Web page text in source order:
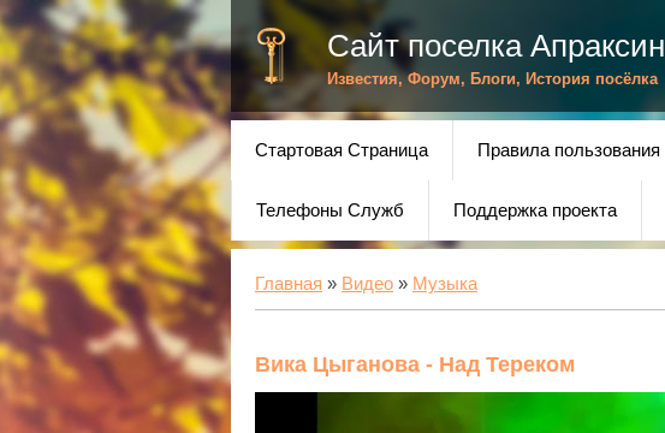
Сайт поселка Апраксин
Известия, Форум, Блоги, История посёлка
Стартовая Страница Правила пользования
Телефоны Служб Поддержка проекта
Главная » Видео » Музыка
Вика Цыганова - Над Тереком